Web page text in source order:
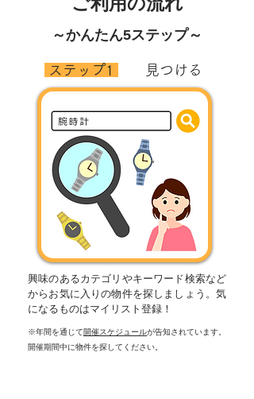
​～かんたん5ステップ～
​ ステップ1 見つける
興味のあるカテゴリやキーワード検索など
からお気に入りの物件を探しましょう。気
になるものはマイリスト登録！
※年間を通じて開催スケジュールが告知されています。
開催期間中に物件を探してください。